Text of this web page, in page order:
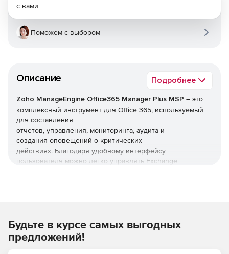
Описание Подробнее
Zoho ManageEngine Office365 Manager Plus MSP – это
комплексный инструмент для Office 365, используемый
для составления
отчетов, управления, мониторинга, аудита и
создания оповещений о критических
действиях. Благодаря удобному интерфейсу
пользователя можно легко управлять Exchange
предоставляет исчерпывающие предварительно
настроенные отчеты для Office 365 и помогает выполнять
сложные задачи, включая массовое управление
с вами
Поможем с выбором
Будьте в курсе самых выгодных
предложений!